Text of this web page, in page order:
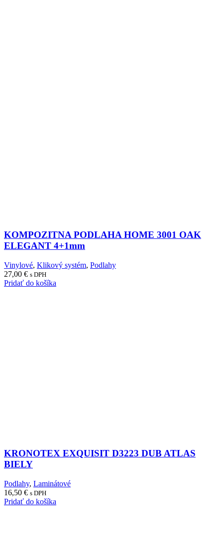
KOMPOZITNA PODLAHA HOME 3001 OAK
ELEGANT 4+1mm
Vinylové, Klikový systém, Podlahy
27,00 € s DPH
Pridať do košíka
KRONOTEX EXQUISIT D3223 DUB ATLAS
BIELY
Podlahy, Laminátové
16,50 € s DPH
Pridať do košíka